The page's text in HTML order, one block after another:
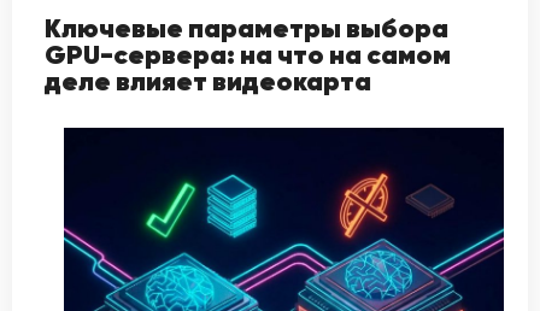
Ключевые параметры выбора
GPU-сервера: на что на самом
деле влияет видеокарта